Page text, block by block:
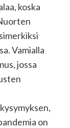
koska
Vamialla
jossa
on